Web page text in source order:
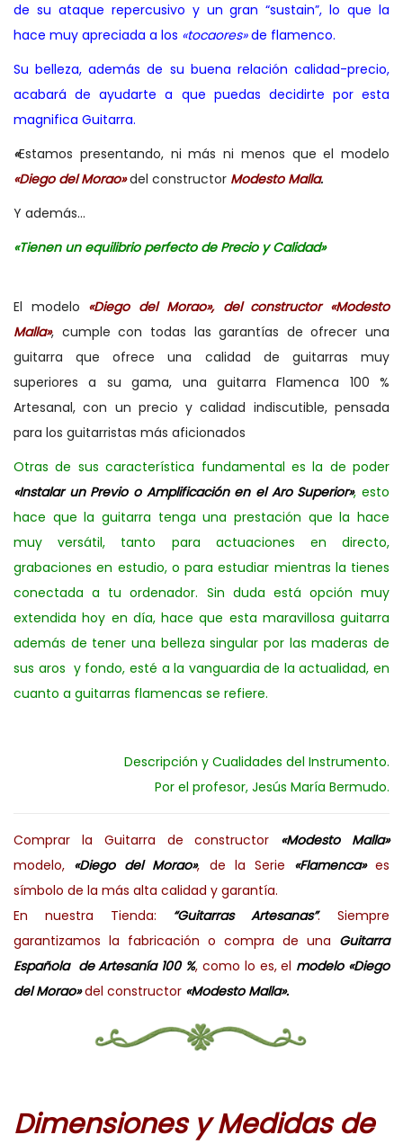
de su ataque repercusivo y un gran “sustain”, lo que la
hace muy apreciada a los «tocaores»de flamenco.
Su belleza, además de su buena relación calidad-precio,
acabará de ayudarte a que puedas decidirte por esta
magnifica Guitarra.
«Estamos presentando, ni más ni menos que el modelo
«Diego del Morao»del constructor Modesto Malla.
Y además…
«Tienen un equilibrio perfecto de Precio y Calidad»
El modelo «Diego del Morao», del constructor «Modesto
Malla», cumple con todas las garantías de ofrecer una
guitarra que ofrece una calidad de guitarras muy
superiores a su gama, una guitarra Flamenca 100 %
Artesanal, con un precio y calidad indiscutible, pensada
para los guitarristas más aficionados
Otras de sus característica fundamental es la de poder
«Instalar un Previo o Amplificación en el Aro Superior», esto
hace que la guitarra tenga una prestación que la hace
muy versátil, tanto para actuaciones en directo,
grabaciones en estudio, o para estudiar mientras la tienes
conectada a tu ordenador. Sin duda está opción muy
extendida hoy en día, hace que esta maravillosa guitarra
además de tener una belleza singular por las maderas de
sus aros y fondo, esté a la vanguardia de la actualidad, en
cuanto a guitarras flamencas se refiere.
Descripción y Cualidades del Instrumento.
Por el profesor, Jesús María Bermudo.
Comprar la Guitarra de constructor «Modesto Malla»
modelo, «Diego del Morao», de la Serie «Flamenca»es
símbolo de la más alta calidad y garantía.
En nuestra Tienda: “Guitarras Artesanas”. Siempre
garantizamos la fabricación o compra de una Guitarra
Española de Artesanía 100 %, como lo es, el modelo «Diego
del Morao»del constructor «Modesto Malla».
Dimensiones y Medidas de